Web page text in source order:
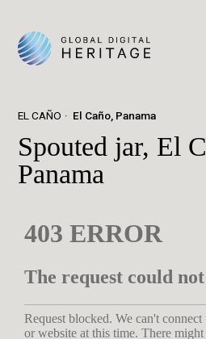
EL CAÑO El Caño, Panama
Spouted jar, El
Panama